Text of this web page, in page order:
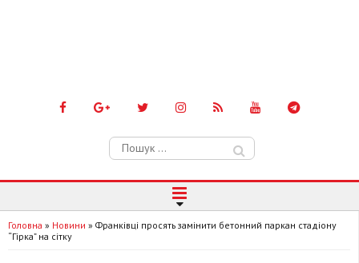
Пошук:
Головна » Новини » Франківці просять замінити бетонний паркан стадіону
“Гірка” на сітку